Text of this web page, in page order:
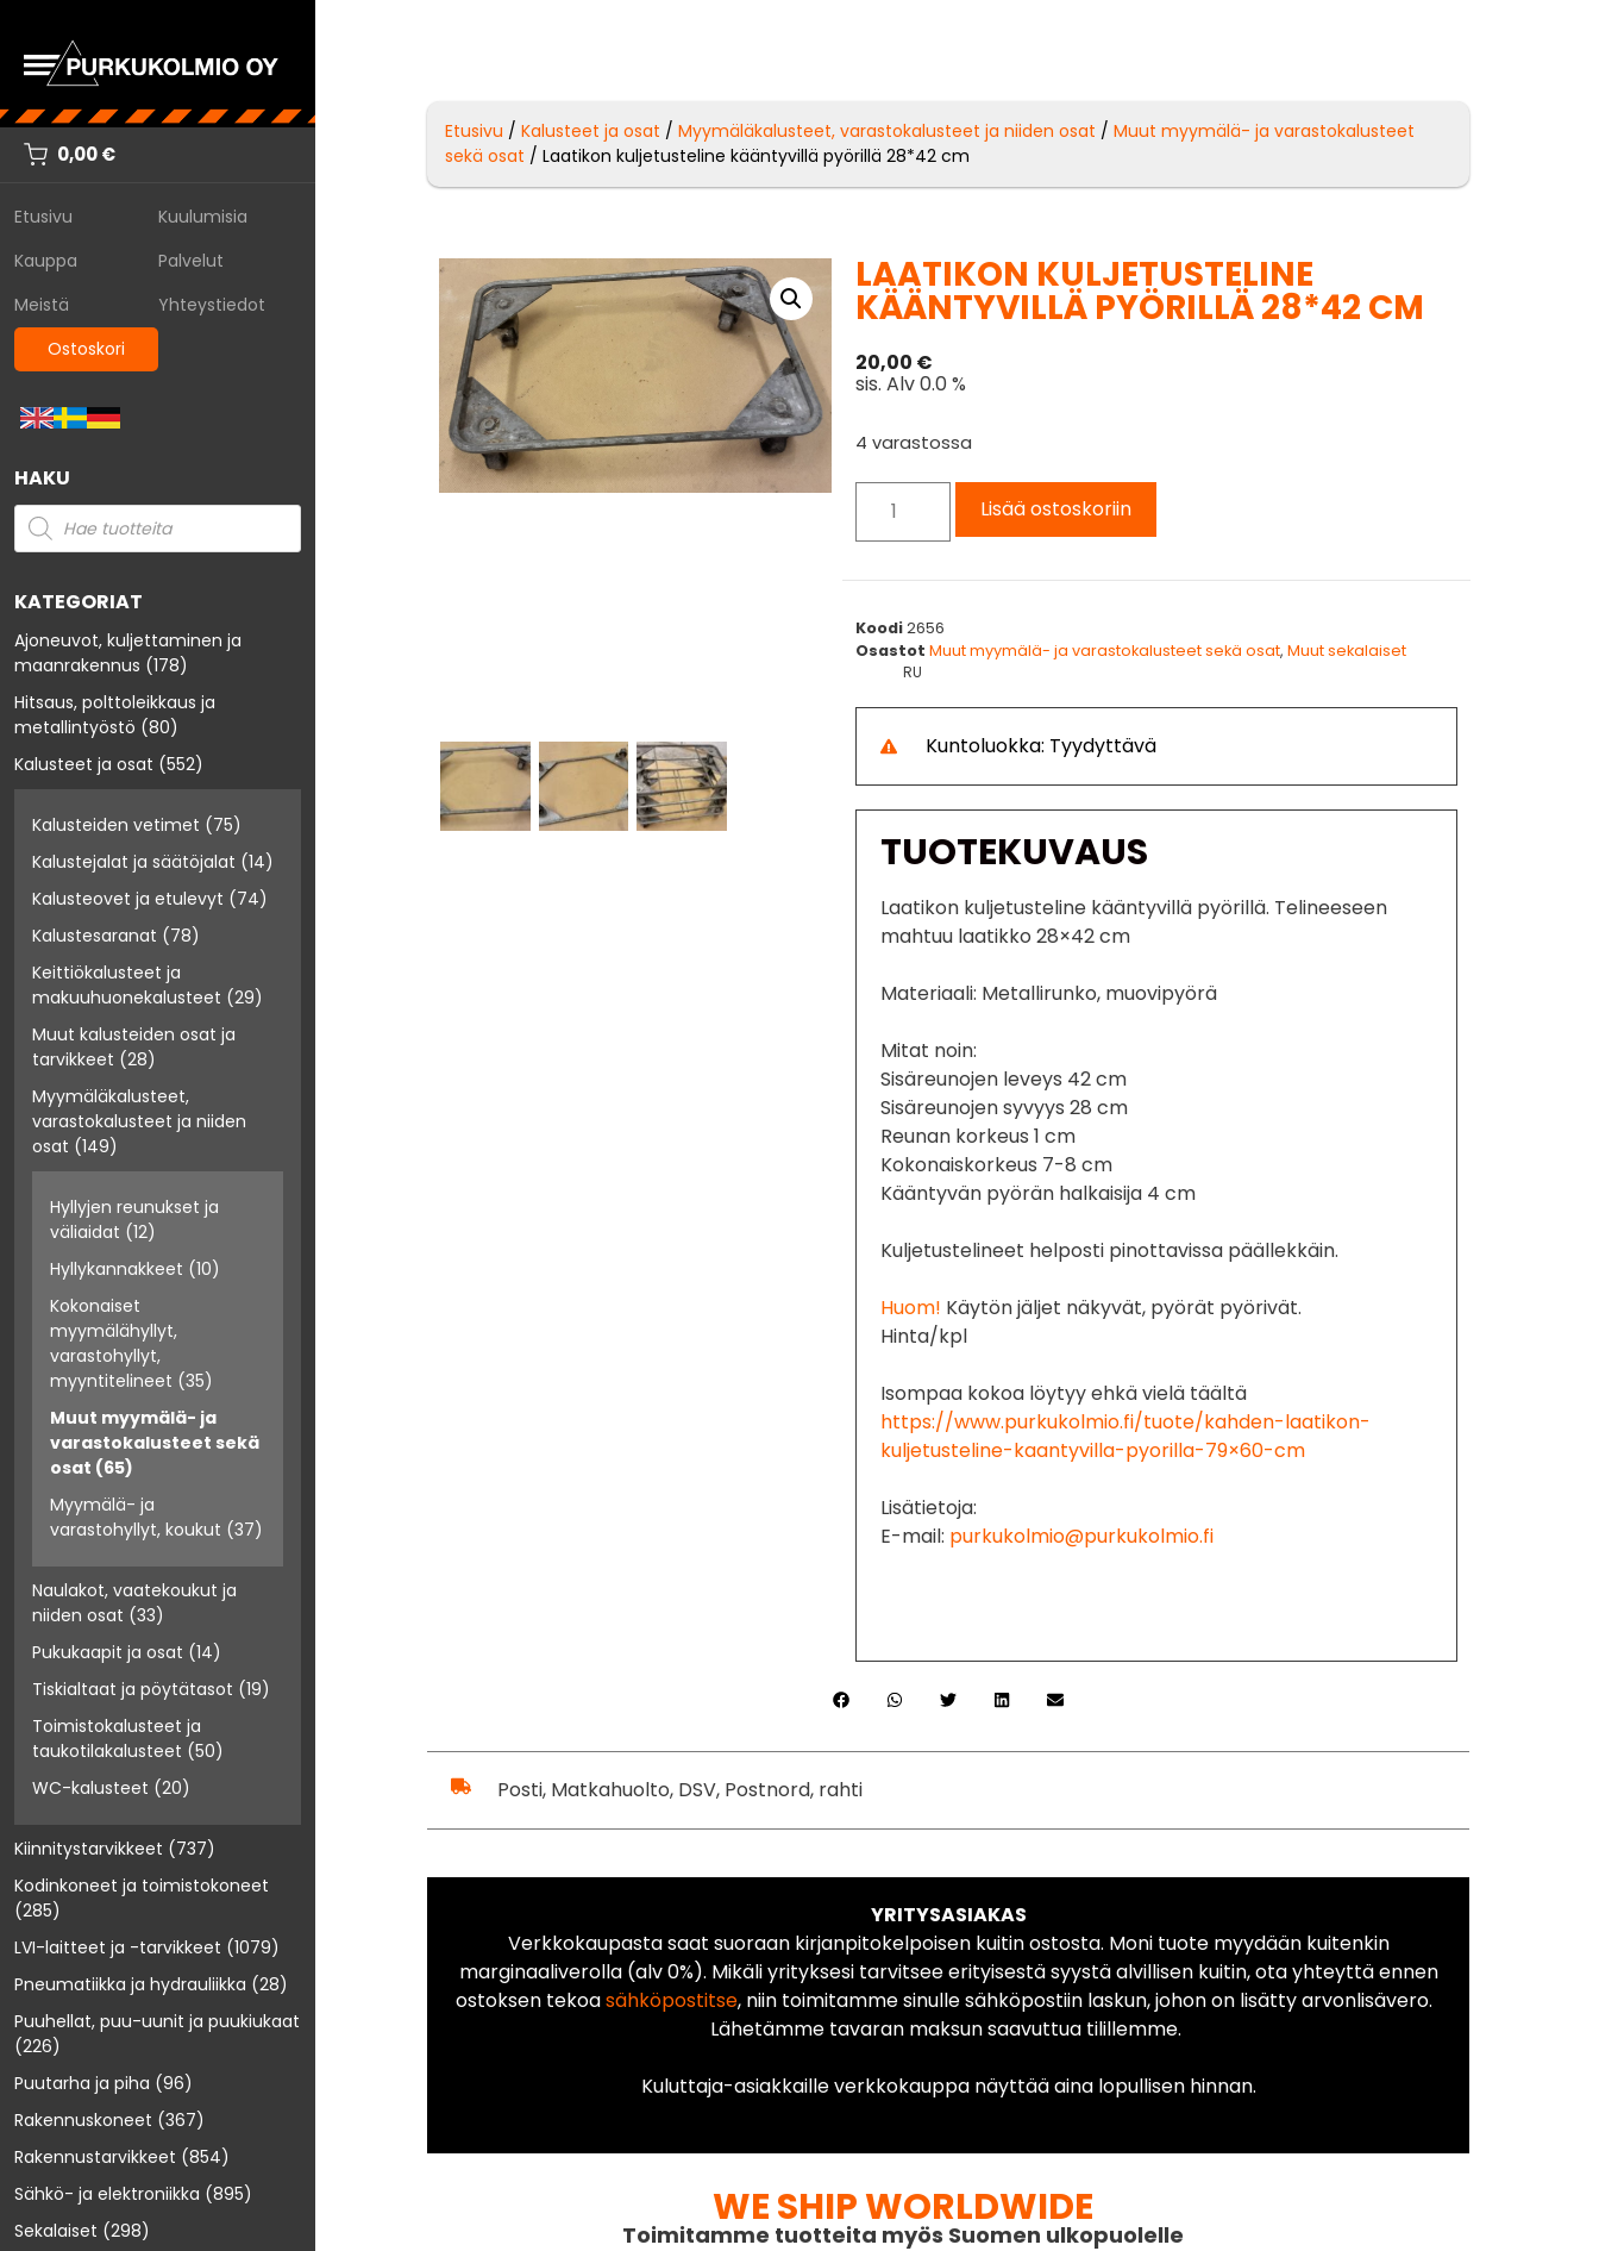
0,00€
Etusivu
Kuulumisia
Kauppa
Palvelut
Meistä
Yhteystiedot
Ostoskori
HAKU
KATEGORIAT
Ajoneuvot, kuljettaminen ja
maanrakennus (178)
Hitsaus, polttoleikkaus ja
metallintyöstö (80)
Kalusteet ja osat (552)
Kalusteiden vetimet (75)
Kalustejalat ja säätöjalat (14)
Kalusteovet ja etulevyt (74)
Kalustesaranat (78)
Keittiökalusteet ja
makuuhuonekalusteet (29)
Muut kalusteiden osat ja
tarvikkeet (28)
Myymäläkalusteet,
varastokalusteet ja niiden
osat (149)
Hyllyjen reunukset ja
väliaidat (12)
Hyllykannakkeet (10)
Kokonaiset
myymälähyllyt,
varastohyllyt,
myyntitelineet (35)
Muut myymälä- ja
varastokalusteet sekä
osat (65)
Myymälä- ja
varastohyllyt, koukut (37)
Naulakot, vaatekoukut ja
niiden osat (33)
Pukukaapit ja osat (14)
Tiskialtaat ja pöytätasot (19)
Toimistokalusteet ja
taukotilakalusteet (50)
WC-kalusteet (20)
Kiinnitystarvikkeet (737)
Kodinkoneet ja toimistokoneet
(285)
LVI-laitteet ja -tarvikkeet (1079)
Pneumatiikka ja hydrauliikka (28)
Puuhellat, puu-uunit ja puukiukaat
(226)
Puutarha ja piha (96)
Rakennuskoneet (367)
Rakennustarvikkeet (854)
Sähkö- ja elektroniikka (895)
Sekalaiset (298)
Etusivu /Kalusteet ja osat /Myymäläkalusteet, varastokalusteet ja niiden osat /Muut myymälä- ja varastokalusteet
sekä osat / Laatikon kuljetusteline kääntyvillä pyörillä 28*42 cm
LAATIKON KULJETUSTELINE
KÄÄNTYVILLÄ PYÖRILLÄ 28*42 CM
20,00 €
sis. Alv 0.0 %
4 varastossa
Lisää ostoskoriin
Koodi2656
Osastot Muut myymälä- ja varastokalusteet sekä osat,Muut sekalaiset
RU
Kuntoluokka: Tyydyttävä
TUOTEKUVAUS
Laatikon kuljetusteline kääntyvillä pyörillä. Telineeseen
mahtuu laatikko 28×42 cm
Materiaali: Metallirunko, muovipyörä
Mitat noin:
Sisäreunojen leveys 42 cm
Sisäreunojen syvyys 28 cm
Reunan korkeus 1 cm
Kokonaiskorkeus 7-8 cm
Kääntyvän pyörän halkaisija 4 cm
Kuljetustelineet helposti pinottavissa päällekkäin.
Huom! Käytön jäljet näkyvät, pyörät pyörivät.
Hinta/kpl
Isompaa kokoa löytyy ehkä vielä täältä
https://www.purkukolmio.fi/tuote/kahden-laatikon-
kuljetusteline-kaantyvilla-pyorilla-79×60-cm
Lisätietoja:
E-mail: purkukolmio@purkukolmio.fi
Posti, Matkahuolto, DSV, Postnord, rahti
YRITYSASIAKAS
Verkkokaupasta saat suoraan kirjanpitokelpoisen kuitin ostosta. Moni tuote myydään kuitenkin
marginaaliverolla (alv 0%). Mikäli yrityksesi tarvitsee erityisestä syystä alvillisen kuitin, ota yhteyttä ennen
ostoksen tekoasähköpostitse, niin toimitamme sinulle sähköpostiin laskun, johon on lisätty arvonlisävero.
Lähetämme tavaran maksun saavuttua tilillemme.
Kuluttaja-asiakkaille verkkokauppa näyttää aina lopullisen hinnan.
WE SHIP WORLDWIDE
Toimitamme tuotteita myös Suomen ulkopuolelle